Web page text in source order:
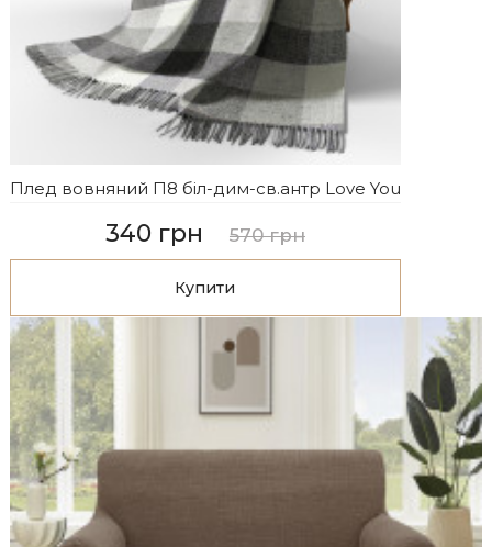
Плед вовняний П8 біл-дим-св.антр Love You
340 грн 570 грн
Купити